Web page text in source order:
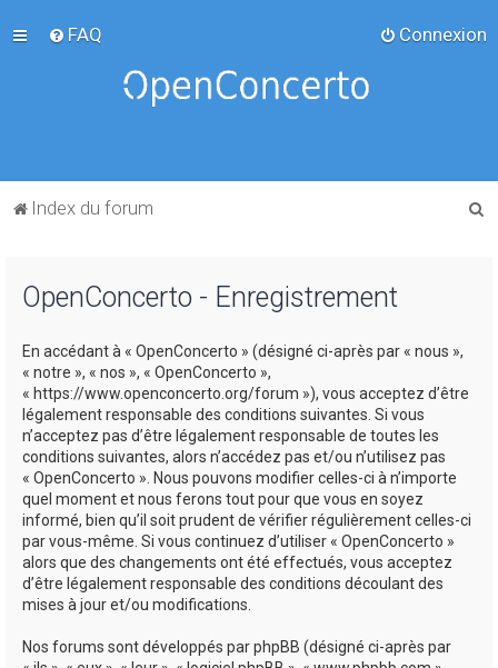
FAQ Connexion
Index du forum
OpenConcerto - Enregistrement
En accédant à « OpenConcerto » (désigné ci-après par « nous »,
« notre », « nos », « OpenConcerto »,
« https://www.openconcerto.org/forum »), vous acceptez d’être
légalement responsable des conditions suivantes. Si vous
n’acceptez pas d’être légalement responsable de toutes les
conditions suivantes, alors n’accédez pas et/ou n’utilisez pas
« OpenConcerto ». Nous pouvons modifier celles-ci à n’importe
quel moment et nous ferons tout pour que vous en soyez
informé, bien qu’il soit prudent de vérifier régulièrement celles-ci
par vous-même. Si vous continuez d’utiliser « OpenConcerto »
alors que des changements ont été effectués, vous acceptez
d’être légalement responsable des conditions découlant des
mises à jour et/ou modifications.
Nos forums sont développés par phpBB (désigné ci-après par